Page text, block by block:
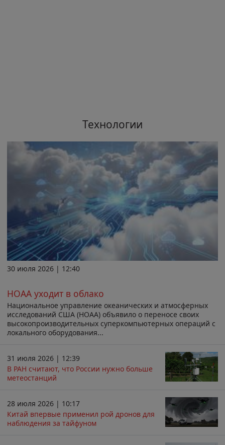
Технологии
30 июля 2026 | 12:40
НОАА уходит в облако
Национальное управление океанических и атмосферных
исследований США (НОАА) объявило о переносе своих
высокопроизводительных суперкомпьютерных операций с
локального оборудования...
31 июля 2026 | 12:39
В РАН считают, что России нужно больше
метеостанций
28 июля 2026 | 10:17
Китай впервые применил рой дронов для
наблюдения за тайфуном